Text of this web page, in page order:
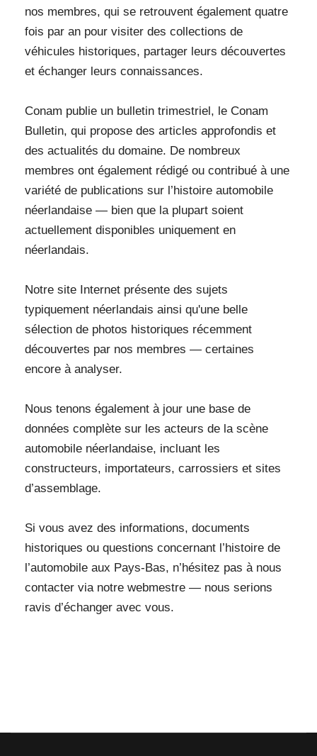
nos membres, qui se retrouvent également quatre
fois par an pour visiter des collections de
véhicules historiques, partager leurs découvertes
et échanger leurs connaissances.
Conam publie un bulletin trimestriel, le Conam
Bulletin, qui propose des articles approfondis et
des actualités du domaine. De nombreux
membres ont également rédigé ou contribué à une
variété de publications sur l’histoire automobile
néerlandaise — bien que la plupart soient
actuellement disponibles uniquement en
néerlandais.
Notre site Internet présente des sujets
typiquement néerlandais ainsi qu'une belle
sélection de photos historiques récemment
découvertes par nos membres — certaines
encore à analyser.
Nous tenons également à jour une base de
données complète sur les acteurs de la scène
automobile néerlandaise, incluant les
constructeurs, importateurs, carrossiers et sites
d’assemblage.
Si vous avez des informations, documents
historiques ou questions concernant l’histoire de
l’automobile aux Pays-Bas, n’hésitez pas à nous
contacter via notre webmestre — nous serions
ravis d’échanger avec vous.